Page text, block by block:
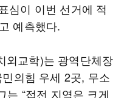
심이 이번 선거에 적
예측했다.
외교학)는 광역단체장
의힘 우세 2곳, 무소
는 “접전 지역은 크게